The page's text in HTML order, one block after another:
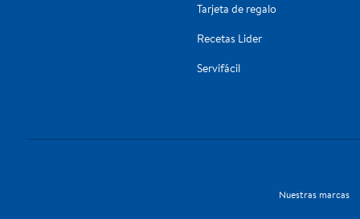
Tarjeta de regalo
Recetas Lider
Servifácil
Nuestras marcas